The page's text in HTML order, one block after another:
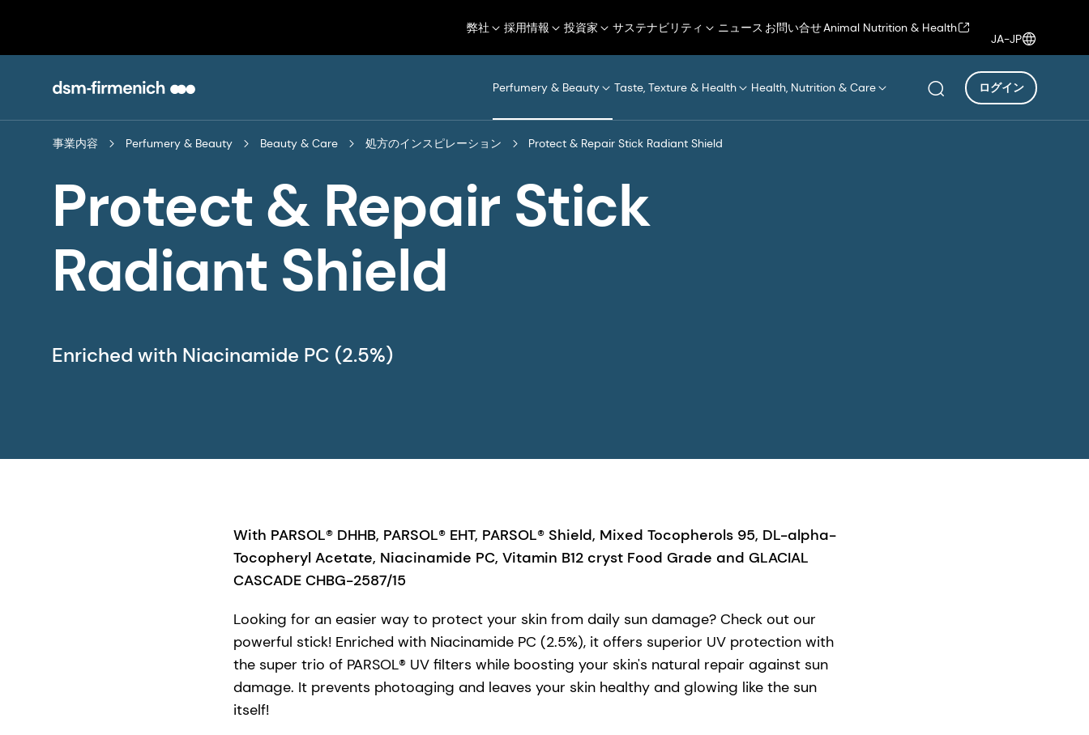
弊社 採用情報 投資家 サステナビリティ ニュース お問い合せAnimal Nutrition & Health
JA-JP
Perfumery & Beauty Taste, Texture & Health Health, Nutrition & Care ログイン
事業内容 Perfumery & Beauty Beauty & Care 処方のインスピレーション Protect & Repair Stick Radiant Shield
Protect & Repair Stick
Radiant Shield
Enriched with Niacinamide PC (2.5%)
With PARSOL® DHHB, PARSOL® EHT, PARSOL® Shield, Mixed Tocopherols 95, DL-alpha-
Tocopheryl Acetate, Niacinamide PC, Vitamin B12 cryst Food Grade and GLACIAL
CASCADE CHBG-2587/15
Looking for an easier way to protect your skin from daily sun damage? Check out our
powerful stick! Enriched with Niacinamide PC (2.5%), it offers superior UV protection with
the super trio of PARSOL® UV filters while boosting your skin's natural repair against sun
damage. It prevents photoaging and leaves your skin healthy and glowing like the sun
itself!